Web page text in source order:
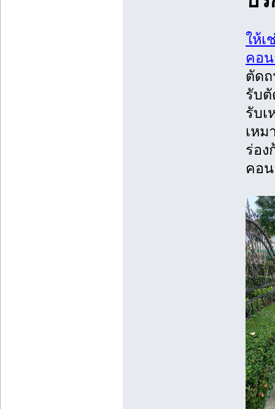
ให้เ
คอ
ตัด
รับ
รับเ
เหม
ร่อง
คอ